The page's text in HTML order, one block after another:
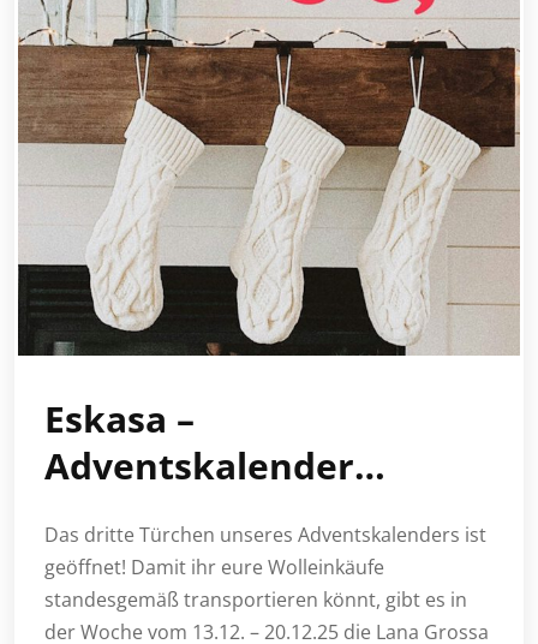
Eskasa –
Adventskalender…
Das dritte Türchen unseres Adventskalenders ist
geöffnet! Damit ihr eure Wolleinkäufe
standesgemäß transportieren könnt, gibt es in
der Woche vom 13.12. – 20.12.25 die Lana Grossa